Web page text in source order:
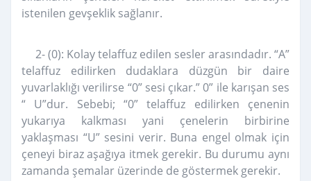
istenilen gevşeklik sağlanır.
2- (0): Kolay telaffuz edilen sesler arasındadır. “A”
telaffuz edilirken dudaklara düzgün bir daire
yuvarlaklığı verilirse “0” sesi çıkar.” 0” ile karışan ses
“ U”dur. Sebebi; “0” telaffuz edilirken çenenin
yukarıya kalkması yani çenelerin birbirine
yaklaşması “U” sesini verir. Buna engel olmak için
çeneyi biraz aşağıya itmek gerekir. Bu durumu aynı
zamanda şemalar üzerinde de göstermek gerekir.